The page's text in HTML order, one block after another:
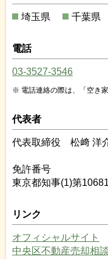
埼玉県 千葉県
電話
03-3527-3546
電話連絡の際は、「空き
代表者
代表取締役 松﨑 洋
免許番号
東京都知事(1)第
リンク
オフィシャルサイト
中央区不動産売却相